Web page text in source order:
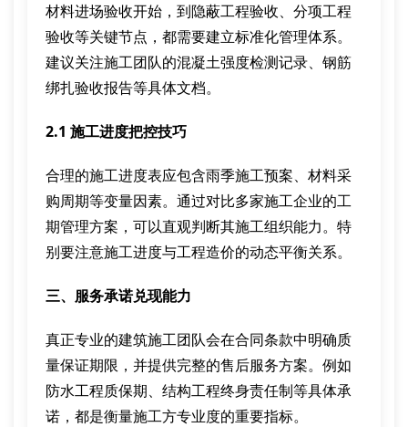
材料进场验收开始，到隐蔽工程验收、分项工程
验收等关键节点，都需要建立标准化管理体系。
建议关注施工团队的混凝土强度检测记录、钢筋
绑扎验收报告等具体文档。
2.1 施工进度把控技巧
合理的施工进度表应包含雨季施工预案、材料采
购周期等变量因素。通过对比多家施工企业的工
期管理方案，可以直观判断其施工组织能力。特
别要注意施工进度与工程造价的动态平衡关系。
三、服务承诺兑现能力
真正专业的建筑施工团队会在合同条款中明确质
量保证期限，并提供完整的售后服务方案。例如
防水工程质保期、结构工程终身责任制等具体承
诺，都是衡量施工方专业度的重要指标。